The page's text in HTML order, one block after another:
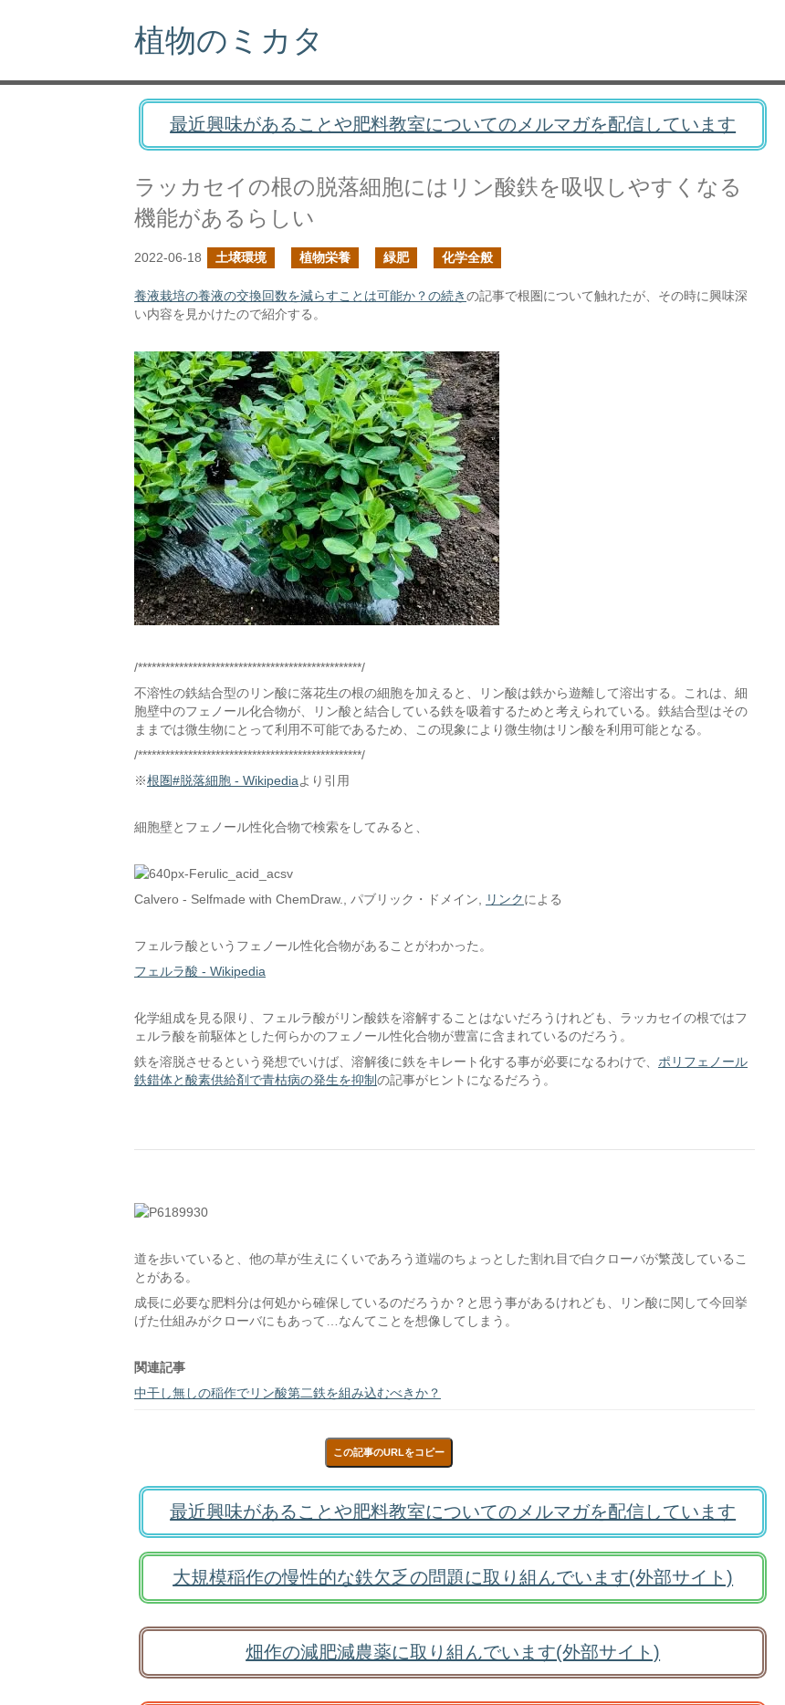
植物のミカタ
最近興味があることや肥料教室についてのメルマガを配信しています
ラッカセイの根の脱落細胞にはリン酸鉄を吸収しやすくなる
機能があるらしい
2022-06-18 土壌環境 植物栄養 緑肥 化学全般
養液栽培の養液の交換回数を減らすことは可能か？の続きの記事で根圏について触れたが、その時に興味深
い内容を見かけたので紹介する。
/*************************************************/
不溶性の鉄結合型のリン酸に落花生の根の細胞を加えると、リン酸は鉄から遊離して溶出する。これは、細
胞壁中のフェノール化合物が、リン酸と結合している鉄を吸着するためと考えられている。鉄結合型はその
ままでは微生物にとって利用不可能であるため、この現象により微生物はリン酸を利用可能となる。
/*************************************************/
※根圏#脱落細胞 - Wikipediaより引用
細胞壁とフェノール性化合物で検索をしてみると、
Calvero - Selfmade with ChemDraw., パブリック・ドメイン, リンクによる
フェルラ酸というフェノール性化合物があることがわかった。
フェルラ酸 - Wikipedia
化学組成を見る限り、フェルラ酸がリン酸鉄を溶解することはないだろうけれども、ラッカセイの根ではフ
ェルラ酸を前駆体とした何らかのフェノール性化合物が豊富に含まれているのだろう。
鉄を溶脱させるという発想でいけば、溶解後に鉄をキレート化する事が必要になるわけで、 ポリフェノール
鉄錯体と酸素供給剤で青枯病の発生を抑制の記事がヒントになるだろう。
道を歩いていると、他の草が生えにくいであろう道端のちょっとした割れ目で白クローバが繁茂しているこ
とがある。
成長に必要な肥料分は何処から確保しているのだろうか？と思う事があるけれども、リン酸に関して今回挙
げた仕組みがクローバにもあって…なんてことを想像してしまう。
関連記事
中干し無しの稲作でリン酸第二鉄を組み込むべきか？
この記事のURLをコピー
最近興味があることや肥料教室についてのメルマガを配信しています
大規模稲作の慢性的な鉄欠乏の問題に取り組んでいます(外部サイト)
畑作の減肥減農薬に取り組んでいます(外部サイト)